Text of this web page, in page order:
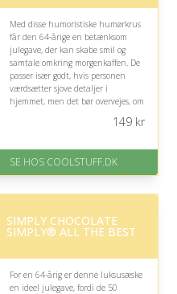
Med disse humoristiske humørkrus
får den 64-årige en betænksom
julegave, der kan skabe smil og
samtale omkring morgenkaffen. De
passer især godt, hvis personen
værdsætter sjove detaljer i
hjemmet, men det bør overvejes, om
På lager
Levering: Standard leveringstid
Fremragende Trustpilot rating
149kr
SE HOS COOLSTUFF.DK
SIMPLY CHOCOLATE
SIMPLY® ALL THE BEST
For en 64-årig er denne luksusæske
en ideel julegave, fordi de 50